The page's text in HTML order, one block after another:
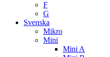
F
G
Svenska
Mikro
Mini
Mini A